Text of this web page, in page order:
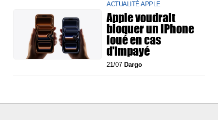
ACTUALITÉ APPLE
Apple voudrait
bloquer un iPhone
loué en cas
d'impayé
21/07 Dargo